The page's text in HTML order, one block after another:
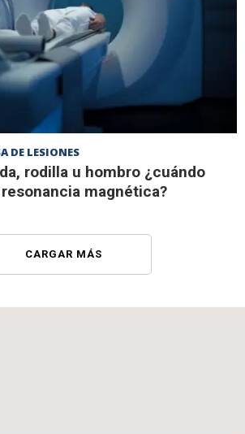
DE LESIONES
rodilla u hombro ¿cuándo
magnética?
CARGAR MÁS